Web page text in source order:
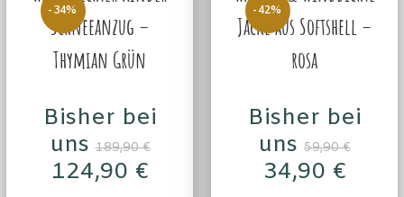
-34%
Schneeanzug –
Thymian Grün
Bisher bei
uns 189,90€
124,90 €
-42%
Jacke aus Softshell –
rosa
Bisher bei
uns 59,90€
34,90 €